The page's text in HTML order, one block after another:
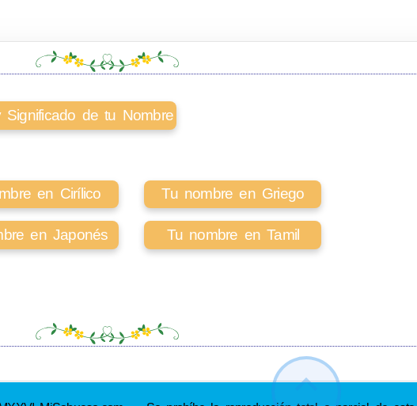
Significado de tu Nombre
en Cirílico Tu nombre en Griego
en Japonés Tu nombre en Tamil